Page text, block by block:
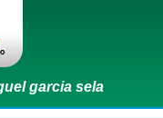
garcia sela